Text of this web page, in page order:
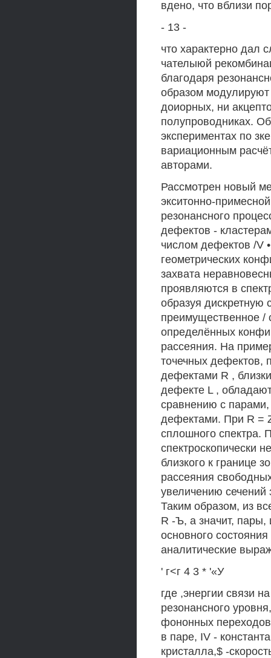
вдено, что вблизи
- 13 -
что характерно дал
чателыюй
благодаря
образом модулируют
доиорных, ни
полупроводниках.
экспериментах по
вариационным
авторами.
Рассмотрен новый
экситонно-
резонансного
дефектов -
числом дефектов /V
геометрических
захвата
проявляются в
образуя дискретную
преимущественное /
определённых
рассеяния. На
точечных дефектов,
дефектами R ,
дефекте L ,
сравнению с
дефектами. При R =
сплошного спектра.
спектроскопически
близкого к границе
рассеяния
увеличению сечений
Таким образом, из
R -Ъ, а значит,
основного
аналитические
' г<г 4 3 * '«У
где ,энергии связи
резонансного
фононных
в паре, IV -
кристалла,$ -